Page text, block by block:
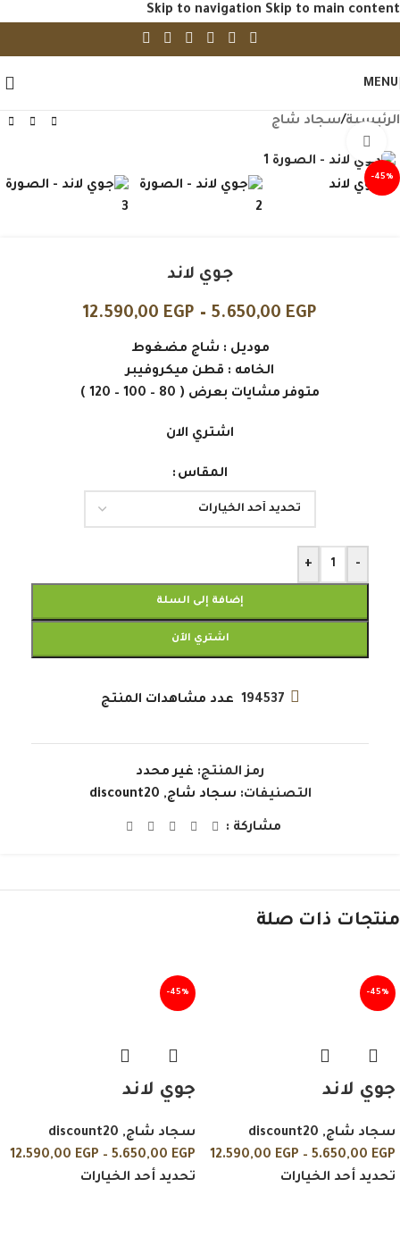
Skip to navigation Skip to main content
MENU
الرئيسية/سجاد شاج
-45%
جوي لاند
5.650,00 EGP
–
12.590,00 EGP
موديل : شاج مضغوط
الخامه : قطن ميكروفيبر
متوفر مشايات بعرض ( 80 – 100 – 120 )
اشتري الان
المقاس
-
+
إضافة إلى السلة
اشتري الآن
194537 عدد مشاهدات المنتج
رمز المنتج: غير محدد
التصنيفات: سجاد شاج,
discount20
مشاركة :
منتجات ذات صلة
-45%
جوي لاند
سجاد شاج,
discount20
5.650,00 EGP
–
12.590,00 EGP
تحديد أحد الخيارات
-45%
جوي لاند
سجاد شاج,
discount20
5.650,00 EGP
–
12.590,00 EGP
تحديد أحد الخيارات